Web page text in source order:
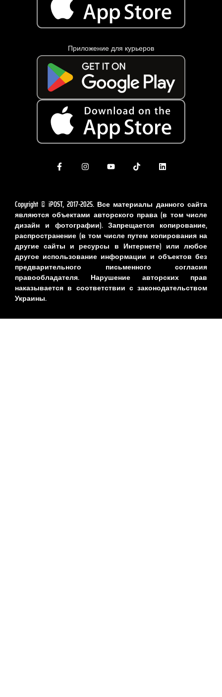
Приложение для курьеров
Copyright © iPOST, 2017-2025. Все материалы данного сайта
являются объектами авторского права (в том числе
дизайн и фотографии). Запрещается копирование,
распространение (в том числе путем копирования на
другие сайты и ресурсы в Интернете) или любое
другое использование информации и объектов без
предварительного письменного согласия
правообладателя. Нарушение авторских прав
наказывается в соответствии с законодательством
Украины.